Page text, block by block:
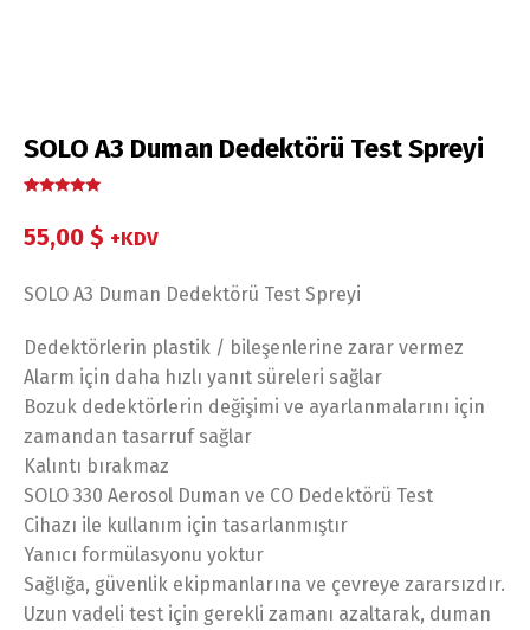
SOLO A3 Duman Dedektörü Test Spreyi
dayanarak 5
üzerinden
55,00 $ +KDV
SOLO A3 Duman Dedektörü Test Spreyi
Dedektörlerin plastik / bileşenlerine zarar vermez
Alarm için daha hızlı yanıt süreleri sağlar
Bozuk dedektörlerin değişimi ve ayarlanmalarını için
zamandan tasarruf sağlar
Kalıntı bırakmaz
SOLO 330 Aerosol Duman ve CO Dedektörü Test
Cihazı ile kullanım için tasarlanmıştır
Yanıcı formülasyonu yoktur
Sağlığa, güvenlik ekipmanlarına ve çevreye zararsızdır.
Uzun vadeli test için gerekli zamanı azaltarak, duman